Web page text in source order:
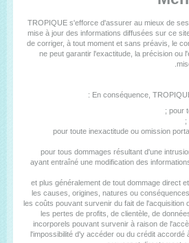
TROPIQUE s'efforce d'assurer au mieux de
mise à jour des informations diffusées sur ce
de corriger, à tout moment et sans préavis, le
ne peut garantir l'exactitude, la précision ou
En conséquence,
pour toute inexactitude ou omission
pour tous dommages résultant d'une
ayant entraîné une modification des
et plus généralement de tout dommage direct
les causes, origines, natures ou
les coûts pouvant survenir du fait de l'acquisition
les pertes de profits, de clientèle, de
incorporels pouvant survenir à raison de
l'impossibilité d'y accéder ou du crédit accordé